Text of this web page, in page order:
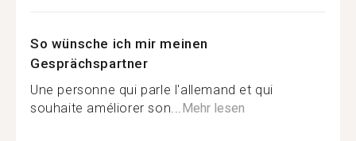
So wünsche ich mir meinen
Gesprächspartner
Une personne qui parle l'allemand et qui
souhaite améliorer son...Mehr lesen